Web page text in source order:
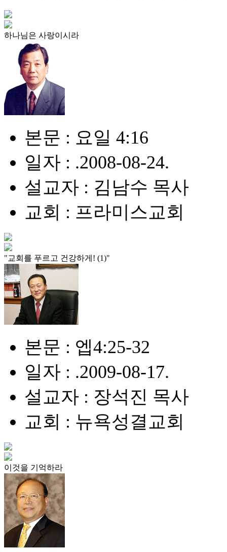
하나님은 사랑이시라
본문 : 요일 4:16
일자 : .2008-08-24.
설교자 : 김남수 목사
교회 : 프라미스교회
"교회를 푸르고 건강하게! (1)"
본문 : 엡4:25-32
일자 : .2009-08-17.
설교자 : 장석진 목사
교회 : 뉴욕성결교회
이것을 기억하라